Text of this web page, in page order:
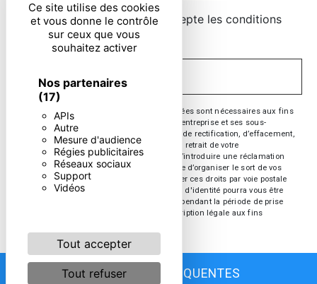
Ce site utilise des cookies
et vous donne le contrôle
sur ceux que vous
souhaitez activer
Nos partenaires
(17)
APIs
Autre
Mesure d'audience
Régies publicitaires
Réseaux sociaux
Support
Vidéos
Tout accepter
Tout refuser
En cochant cette case, j'accepte les conditions
particulières ci-dessous **
** Les données personnelles communiquées sont nécessaires aux fins
de vous contacter. Elles sont destinées à l'entreprise et ses sous-
traitants. Vous disposez de droits d’accès, de rectification, d’effacement,
de portabilité, de limitation, d’opposition, de retrait de votre
consentement à tout moment et du droit d’introduire une réclamation
auprès d’une autorité de contrôle, ainsi que d’organiser le sort de vos
données post-mortem. Vous pouvez exercer ces droits par voie postale
ou par courrier électronique. Un justificatif d'identité pourra vous être
demandé. Nous conservons vos données pendant la période de prise
de contact puis pendant la durée de prescription légale aux fins
RECHERCHES FRÉQUENTES